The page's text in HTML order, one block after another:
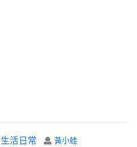
生活日常 黃小蛙